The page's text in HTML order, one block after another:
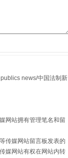
情”
news/中国法制新
网站拥有管理笔名和留
传媒网站留言板发表的
媒网站有权在网站内转